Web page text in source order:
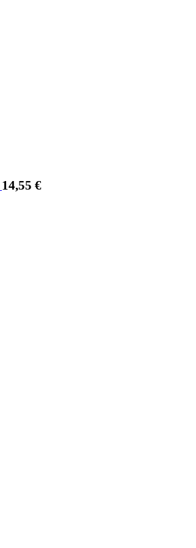
14,55 €